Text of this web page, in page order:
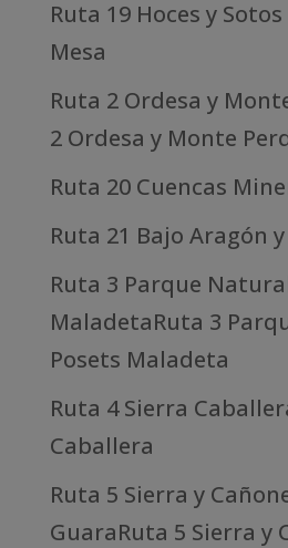
Ruta 19 Hoces y
Mesa
Ruta 2 Ordesa y
2 Ordesa y Monte
Ruta 20 Cuencas
Ruta 21 Bajo Aragón
Ruta 3 Parque
MaladetaRuta 3
Posets Maladeta
Ruta 4 Sierra
Caballera
Ruta 5 Sierra y
GuaraRuta 5 Sierra y